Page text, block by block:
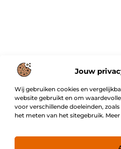
Jouw
Wij gebruiken cookies en
website gebruikt en om
voor verschillende doeleinden,
het meten van het sitegebruik.